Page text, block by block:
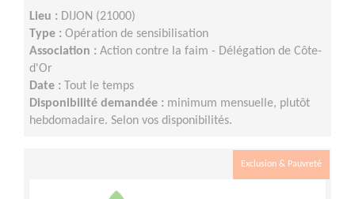
Lieu : DIJON (21000)
Type : Opération de sensibilisation
Association : Action contre la faim - Délégation de Côte-
d'Or
Date :
Tout le temps
Disponibilité demandée : minimum mensuelle, plutôt
hebdomadaire. Selon vos disponibilités.
Exclusion & Pauvreté